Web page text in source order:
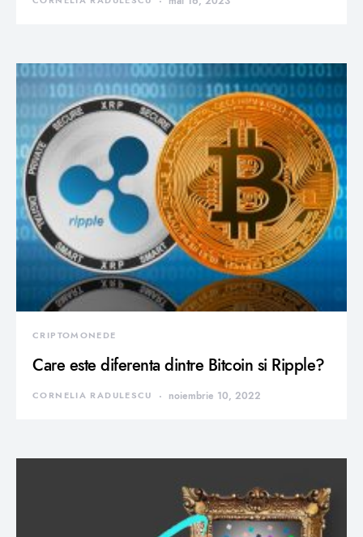
CRIPTOMONEDE
Care este diferenta dintre Bitcoin si Ripple?
CORNELIA RADULESCU noiembrie 10, 2022